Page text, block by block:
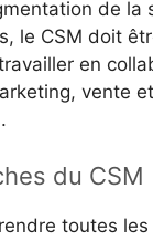
de la
le CSM doit
en
vente
du CSM
toutes